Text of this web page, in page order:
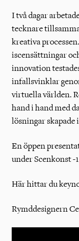
I två dagar
tecknare
kreativa
iscensättningar
innovation
infallsvinklar
virtuella världen.
hand i hand med
lösningar skapade
En öppen
under Scenkonst -
Här hittar du
Rymddesignern